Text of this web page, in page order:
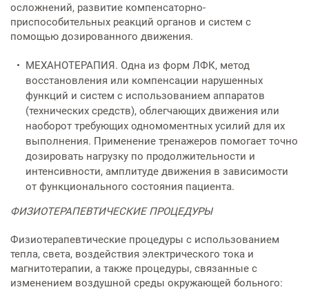
осложнений, развитие компенсаторно-
приспособительных реакций органов и систем с
помощью дозированного движения.
МЕХАНОТЕРАПИЯ. Одна из форм ЛФК, метод
восстановления или компенсации нарушенных
функций и систем с использованием аппаратов
(технических средств), облегчающих движения или
наоборот требующих одномоментных усилий для их
выполнения. Применение тренажеров помогает точно
дозировать нагрузку по продолжительности и
интенсивности, амплитуде движения в зависимости
от функционального состояния пациента.
ФИЗИОТЕРАПЕВТИЧЕСКИЕ ПРОЦЕДУРЫ
Физиотерапевтические процедуры с использованием
тепла, света, воздействия электрического тока и
магнитотерапии, а также процедуры, связанные с
изменением воздушной среды окружающей больного: